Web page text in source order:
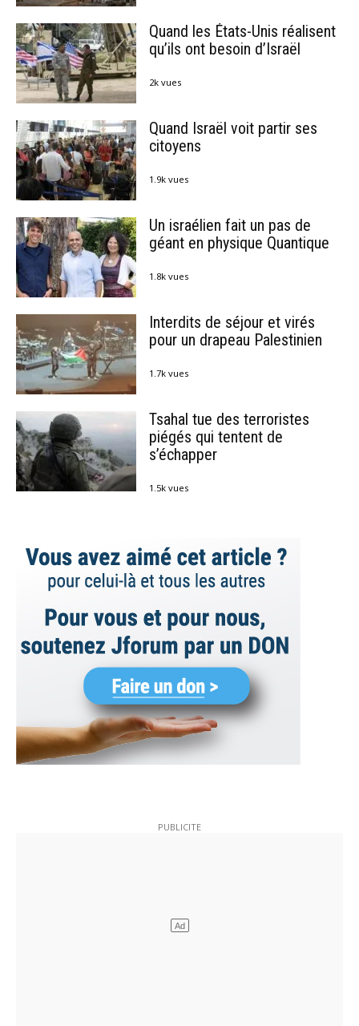
Quand les États-Unis réalisent
qu’ils ont besoin d’Israël
2k vues
Quand Israël voit partir ses
citoyens
1.9k vues
Un israélien fait un pas de
géant en physique Quantique
1.8k vues
Interdits de séjour et virés
pour un drapeau Palestinien
1.7k vues
Tsahal tue des terroristes
piégés qui tentent de
s’échapper
1.5k vues